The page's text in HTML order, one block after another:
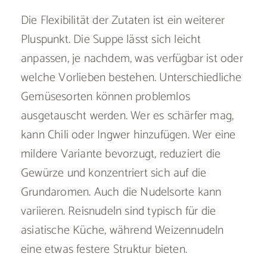
Die Flexibilität der Zutaten ist ein weiterer
Pluspunkt. Die Suppe lässt sich leicht
anpassen, je nachdem, was verfügbar ist oder
welche Vorlieben bestehen. Unterschiedliche
Gemüsesorten können problemlos
ausgetauscht werden. Wer es schärfer mag,
kann Chili oder Ingwer hinzufügen. Wer eine
mildere Variante bevorzugt, reduziert die
Gewürze und konzentriert sich auf die
Grundaromen. Auch die Nudelsorte kann
variieren. Reisnudeln sind typisch für die
asiatische Küche, während Weizennudeln
eine etwas festere Struktur bieten.